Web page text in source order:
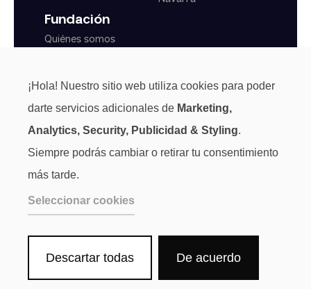
Fundación
Quiénes somos
Normas generales
Aviso LegalPrivacidad CookiesCanal de denuncias
¡Hola! Nuestro sitio web utiliza cookies para poder
darte servicios adicionales de Marketing,
Analytics, Security, Publicidad & Styling.
Siempre podrás cambiar o retirar tu consentimiento
más tarde.
Seleccionar cookies
Descartar todas De acuerdo